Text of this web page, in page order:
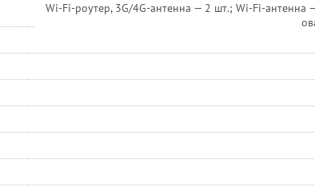
Wi-Fi-роутер, 3G/4G-антенна — 2 шт.; Wi-Fi-антенна